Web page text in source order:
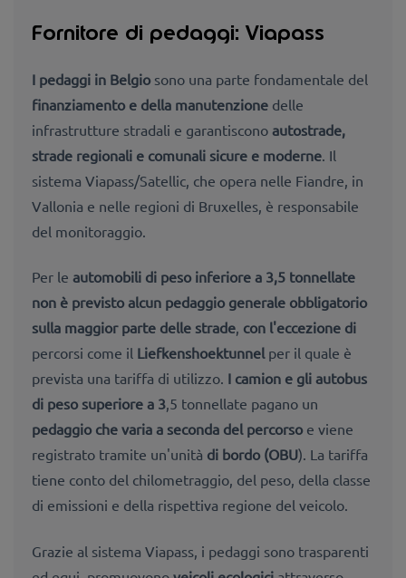
Fornitore di pedaggi: Viapass
I pedaggi in Belgio sono una parte fondamentale del
finanziamento e della manutenzione delle
infrastrutture stradali e garantiscono autostrade,
strade regionali e comunali sicure e moderne Il
sistema Viapass/Satellic, che opera nelle Fiandre, in
Vallonia e nelle regioni di Bruxelles, è responsabile
del monitoraggio.
Per le automobili di peso inferiore a 3,5 tonnellate
non è previsto alcun pedaggio generale obbligatorio
sulla maggior parte delle strade, con l'eccezione di
percorsi come il Liefkenshoektunnel per il quale è
prevista una tariffa di utilizzo. I camion e gli autobus
di peso superiore a 3,5 tonnellate pagano un
pedaggio che varia a seconda del percorso e viene
registrato tramite un'unità di bordo (OBU). La tariffa
tiene conto del chilometraggio, del peso, della classe
di emissioni e della rispettiva regione del veicolo.
Grazie al sistema Viapass, i pedaggi sono trasparenti